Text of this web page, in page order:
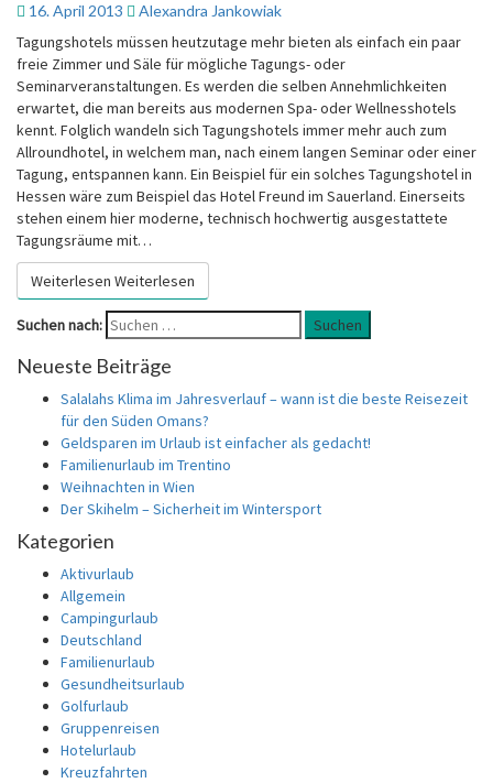
16. April 2013 Alexandra Jankowiak
Tagungshotels müssen heutzutage mehr bieten als einfach ein paar
freie Zimmer und Säle für mögliche Tagungs- oder
Seminarveranstaltungen. Es werden die selben Annehmlichkeiten
erwartet, die man bereits aus modernen Spa- oder Wellnesshotels
kennt. Folglich wandeln sich Tagungshotels immer mehr auch zum
Allroundhotel, in welchem man, nach einem langen Seminar oder einer
Tagung, entspannen kann. Ein Beispiel für ein solches Tagungshotel in
Hessen wäre zum Beispiel das Hotel Freund im Sauerland. Einerseits
stehen einem hier moderne, technisch hochwertig ausgestattete
Tagungsräume mit…
Weiterlesen Weiterlesen
Suchen nach: Suchen
Neueste Beiträge
Salalahs Klima im Jahresverlauf – wann ist die beste Reisezeit
für den Süden Omans?
Geldsparen im Urlaub ist einfacher als gedacht!
Familienurlaub im Trentino
Weihnachten in Wien
Der Skihelm – Sicherheit im Wintersport
Kategorien
Aktivurlaub
Allgemein
Campingurlaub
Deutschland
Familienurlaub
Gesundheitsurlaub
Golfurlaub
Gruppenreisen
Hotelurlaub
Kreuzfahrten